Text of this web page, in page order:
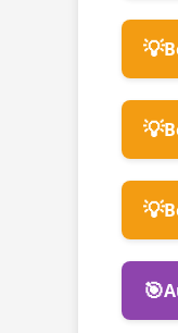
💡
💡
💡
🎯